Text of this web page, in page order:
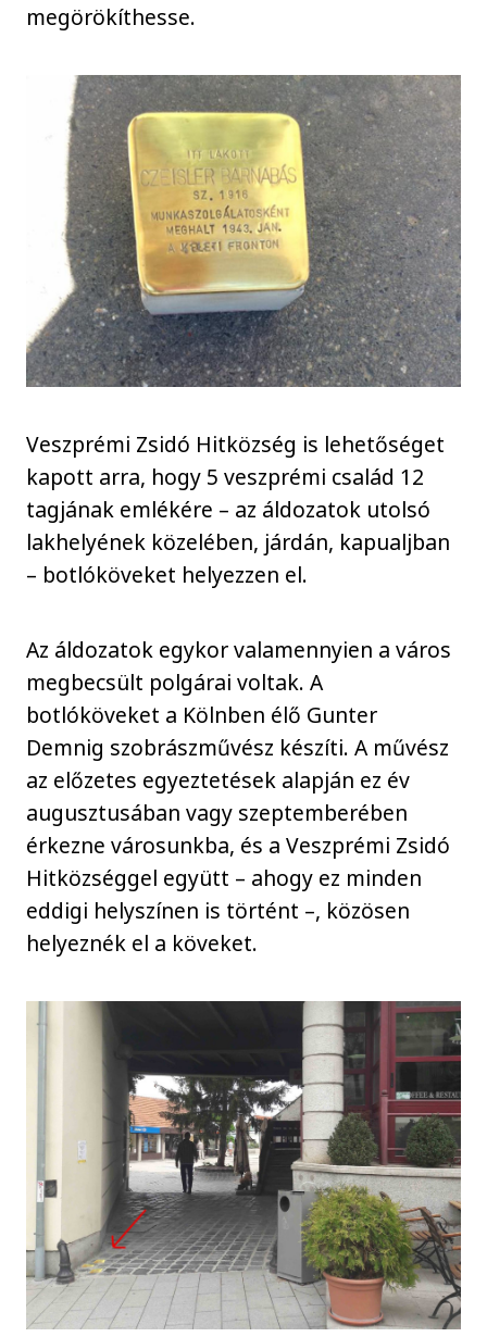
megörökíthesse.
Veszprémi Zsidó Hitközség is lehetőséget
kapott arra, hogy 5 veszprémi család 12
tagjának emlékére – az áldozatok utolsó
lakhelyének közelében, járdán, kapualjban
– botlóköveket helyezzen el.
Az áldozatok egykor valamennyien a város
megbecsült polgárai voltak. A
botlóköveket a Kölnben élő Gunter
Demnig szobrászművész készíti. A művész
az előzetes egyeztetések alapján ez év
augusztusában vagy szeptemberében
érkezne városunkba, és a Veszprémi Zsidó
Hitközséggel együtt – ahogy ez minden
eddigi helyszínen is történt –, közösen
helyeznék el a köveket.